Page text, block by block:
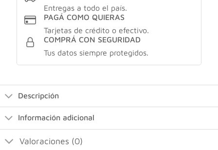
Entregas a todo el país.
PAGÁ COMO QUIERAS
Tarjetas de crédito o efectivo.
COMPRÁ CON SEGURIDAD
Tus datos siempre protegidos.
Descripción
Información adicional
Valoraciones (0)